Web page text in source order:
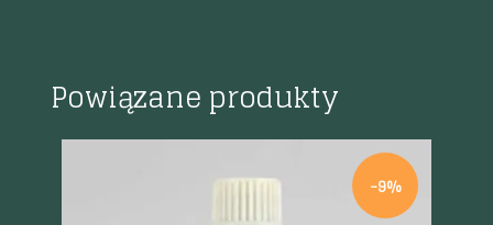
Powiązane produkty
-9%